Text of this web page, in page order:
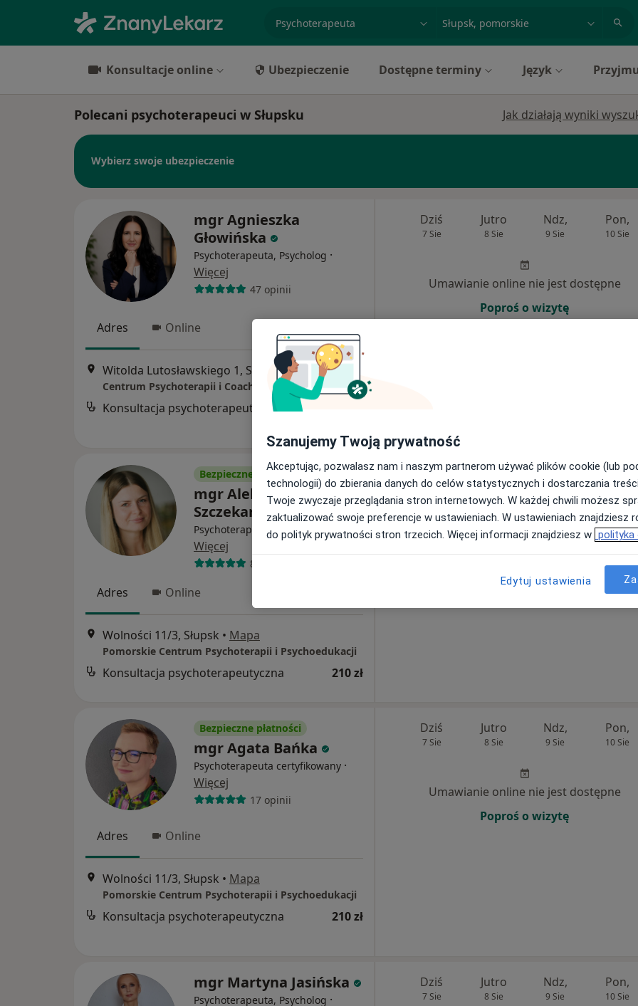
Konsultacje online Ubezpieczenie Dostępne terminy Język
Polecani psychoterapeuci w Słupsku Jak działają wyniki
Wybierz swoje ubezpieczenie
mgr Agnieszka
Głowińska
Psychoterapeuta, Psycholog ·
Więcej
47 opinii
Adres Online
Witolda Lutosławskiego 1, Słupsk•Mapa
Centrum Psychoterapii i Coachingu Synergia
Konsultacja psychoterapeutyczna
Dziś
7 Sie
Jutro
8 Sie
Ndz,
9 Sie
Pon,
10 Sie
Umawianie online nie jest dostępne
Poproś o wizytę
Bezpieczne płatności
mgr Aleksandra
Szczekarewicz
Psychoterapeuta, Psycholog·
Więcej
8 opinii
Adres Online
Wolności 11/3, Słupsk • Mapa
Pomorskie Centrum Psychoterapii i Psychoedukacji
Konsultacja psychoterapeutyczna 210 zł
Dziś
7 Sie
Jutro
8 Sie
Ndz,
9 Sie
Pon,
10 Sie
Umawianie online nie jest dostępne
Bezpieczne płatności
mgr Agata Bańka
Psychoterapeuta certyfikowany ·
Więcej
17 opinii
Adres Online
Wolności 11/3, Słupsk • Mapa
Pomorskie Centrum Psychoterapii i Psychoedukacji
Konsultacja psychoterapeutyczna 210 zł
Dziś
7 Sie
Jutro
8 Sie
Ndz,
9 Sie
Pon,
10 Sie
Umawianie online nie jest dostępne
Poproś o wizytę
mgr Martyna Jasińska
Psychoterapeuta, Psycholog ·
Dziś
7 Sie
Jutro
8 Sie
Ndz,
9 Sie
Pon,
10 Sie
Szanujemy Twoją prywatność
Akceptując, pozwalasz nam i naszym partnerom używać plików cookie (lub
technologii) do zbierania danych do celów statystycznych i dostarczania
Twoje zwyczaje przeglądania stron internetowych. W każdej chwili możesz
zaktualizować swoje preferencje w ustawieniach. W ustawieniach znajdziesz
do polityk prywatności stron trzecich. Więcej informacji znajdziesz w polityka
Edytuj ustawienia